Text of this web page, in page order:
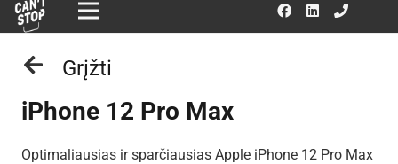
Grįžti
iPhone 12 Pro Max
Optimaliausias ir sparčiausias Apple iPhone 12 Pro Max